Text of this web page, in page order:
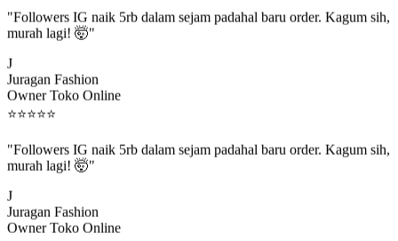
murah lagi! 🤯"
Juragan Fashion
Owner Toko Online
⭐⭐⭐⭐⭐
murah lagi! 🤯"
Juragan Fashion
Owner Toko Online
⭐⭐⭐⭐⭐